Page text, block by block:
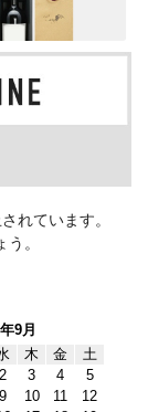
れています。
。
9月
木 金
土
2 3 4
5
9 10 11
12